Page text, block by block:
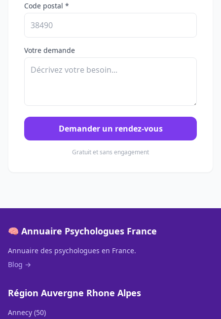
Code postal *
Votre demande
Demander un rendez-vous
Gratuit et sans engagement
🧠 Annuaire Psychologues France
Annuaire des psychologues en France.
Blog →
Région Auvergne Rhone Alpes
Annecy (50)